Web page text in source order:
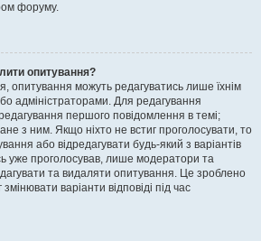
форуму.
опитування?
опитування можуть редагуватись лише їхнім
адміністраторами. Для редагування
першого повідомлення в темі;
з ним. Якщо ніхто не встиг проголосувати, то
або відредагувати будь-який з варіантів
уже проголосував, лише модератори та
та видаляти опитування. Це зроблено
варіанти відповіді під час